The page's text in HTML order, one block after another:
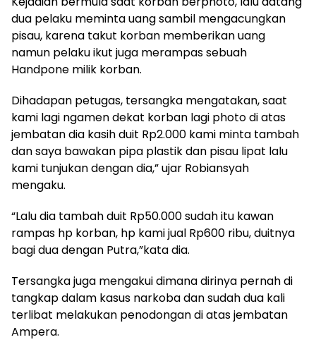
dua pelaku meminta uang sambil mengacungkan
pisau, karena takut korban memberikan uang
namun pelaku ikut juga merampas sebuah
Handpone milik korban.
Dihadapan petugas, tersangka mengatakan, saat
kami lagi ngamen dekat korban lagi photo di atas
jembatan dia kasih duit Rp2.000 kami minta tambah
dan saya bawakan pipa plastik dan pisau lipat lalu
kami tunjukan dengan dia,” ujar Robiansyah
mengaku.
“Lalu dia tambah duit Rp50.000 sudah itu kawan
rampas hp korban, hp kami jual Rp600 ribu, duitnya
bagi dua dengan Putra,”kata dia.
Tersangka juga mengakui dimana dirinya pernah di
tangkap dalam kasus narkoba dan sudah dua kali
terlibat melakukan penodongan di atas jembatan
Ampera.